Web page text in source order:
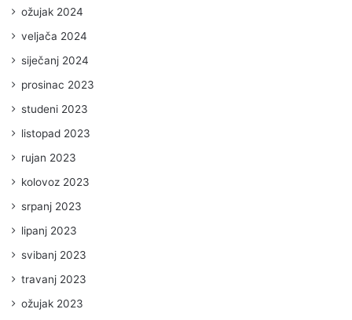
ožujak 2024
veljača 2024
siječanj 2024
prosinac 2023
studeni 2023
listopad 2023
rujan 2023
kolovoz 2023
srpanj 2023
lipanj 2023
svibanj 2023
travanj 2023
ožujak 2023